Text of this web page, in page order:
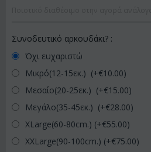
Συνοδευτικό αρκουδάκι? :
Όχι ευχαριστώ
Μικρό(12-15εκ.) (+€10.00)
Μεσαίο(20-25εκ.) (+€15.00)
Μεγάλο(35-45εκ.) (+€28.00)
XLarge(60-80cm.) (+€55.00)
XXLarge(90-100cm.) (+€75.00)